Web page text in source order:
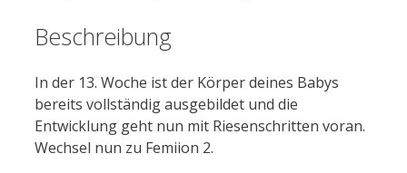
Beschreibung
In der 13. Woche ist der Körper deines Babys
bereits vollständig ausgebildet und die
Entwicklung geht nun mit Riesenschritten voran.
Wechsel nun zu Femiion 2.